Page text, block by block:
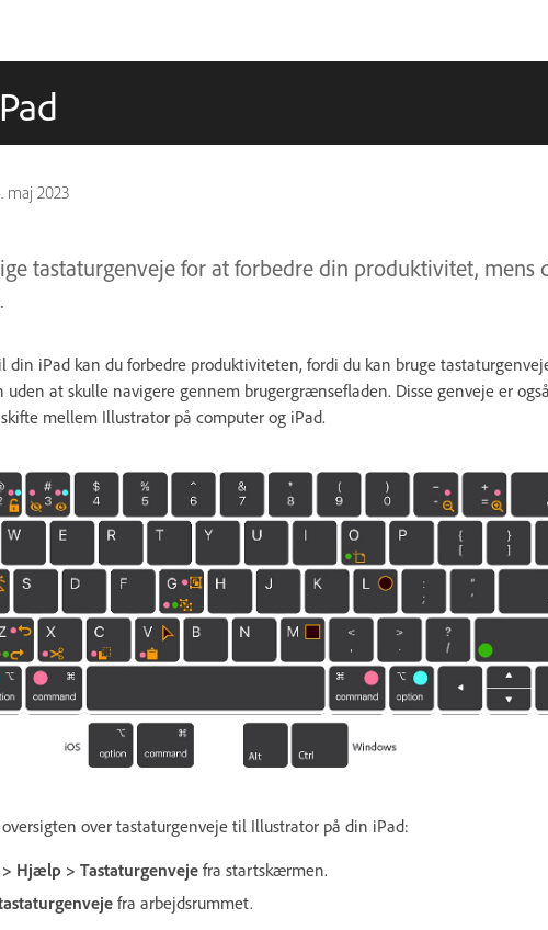
maj 2023
tastaturgenveje for at forbedre din produktivitet, mens
din iPad kan du forbedre produktiviteten, fordi du kan bruge
at skulle navigere gennem brugergrænsefladen. Disse genveje er
mellem Illustrator på computer og iPad.
over tastaturgenveje til Illustrator på din iPad:
Hjælp > Tastaturgenveje fra startskærmen.
fra arbejdsrummet.